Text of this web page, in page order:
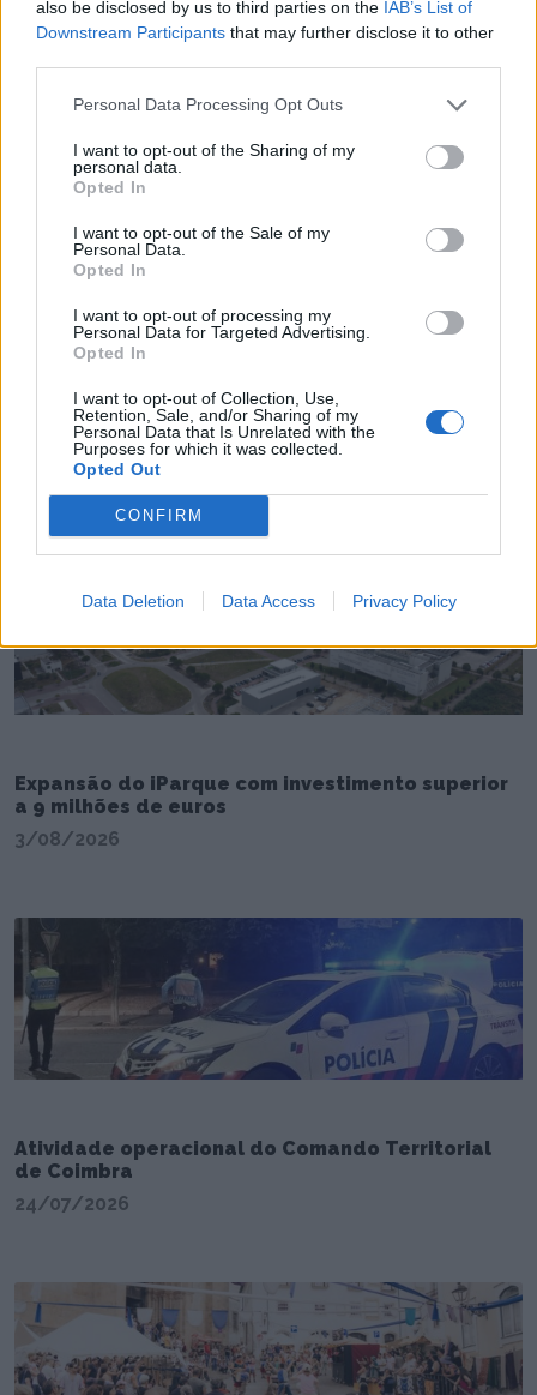
also be disclosed by us to third parties on the IAB’s List of
Downstream Participants that may further disclose it to other
Personal Data Processing Opt Outs
I want to opt-out of the Sharing of my
personal data.
Opted In
I want to opt-out of the Sale of my
Personal Data.
Opted In
I want to opt-out of processing my
Personal Data for Targeted Advertising.
Opted In
I want to opt-out of Collection, Use,
Retention, Sale, and/or Sharing of my
Personal Data that Is Unrelated with the
Purposes for which it was collected.
Opted Out
CONFIRM
Data Deletion Data Access Privacy Policy
5/08/2026
Coimbra no centro das grandes decisões da
Supertaça
4/08/2026
Expansão do iParque com investimento superior
a 9 milhões de euros
3/08/2026
Atividade operacional do Comando Territorial
de Coimbra
24/07/2026